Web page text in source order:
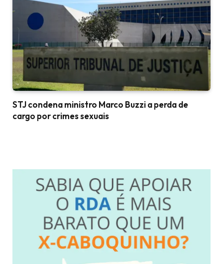
STJ condena ministro Marco Buzzi a perda de
cargo por crimes sexuais